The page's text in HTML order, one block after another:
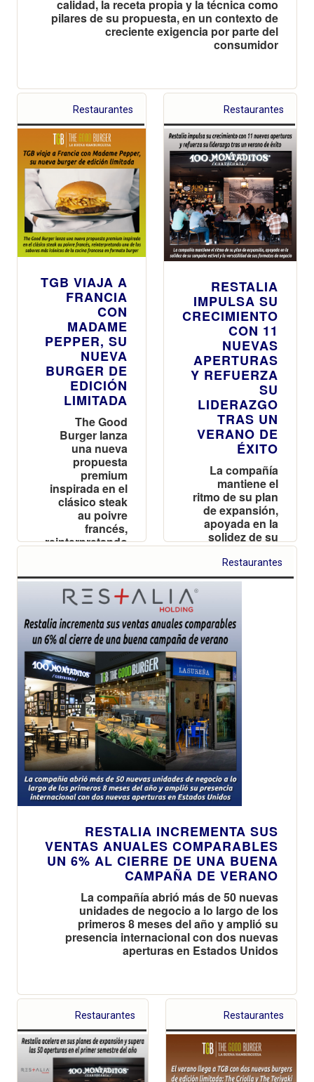
calidad, la receta propia y la técnica como
pilares de su propuesta, en un contexto de
creciente exigencia por parte del
consumidor
Restaurantes
TGB VIAJA A
FRANCIA
CON
MADAME
PEPPER, SU
NUEVA
BURGER DE
EDICIÓN
LIMITADA
The Good
Burger lanza
una nueva
propuesta
premium
inspirada en el
clásico steak
au poivre
francés,
reinterpretando
icónicos de la
cocina francesa
en formato
burger
Restaurantes
RESTALIA
IMPULSA SU
CRECIMIENTO
CON 11
NUEVAS
APERTURAS
Y REFUERZA
SU
LIDERAZGO
TRAS UN
VERANO DE
ÉXITO
La compañía
mantiene el
ritmo de su plan
de expansión,
apoyada en la
solidez de su
campaña estival
y la versatilidad
de sus formatos
Restaurantes
RESTALIA INCREMENTA SUS
VENTAS ANUALES COMPARABLES
UN 6% AL CIERRE DE UNA BUENA
CAMPAÑA DE VERANO
La compañía abrió más de 50 nuevas
unidades de negocio a lo largo de los
primeros 8 meses del año y amplió su
presencia internacional con dos nuevas
aperturas en Estados Unidos
Restaurantes Restaurantes